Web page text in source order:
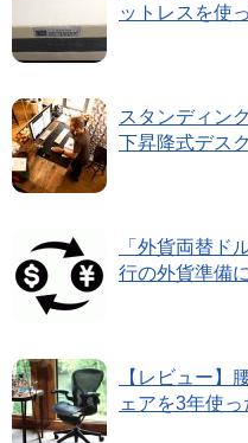
ットレスを使
スタンディン
下昇降式デス
「外貨両替ド
行の外貨準備
【レビュー】
ェアを3年使っ